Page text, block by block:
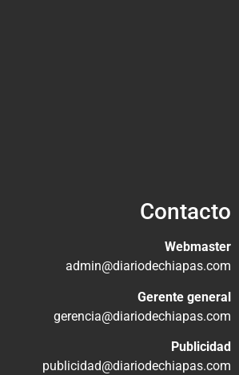
Contacto
Webmaster
admin@diariodechiapas.com
Gerente general
gerencia@diariodechiapas.com
Publicidad
publicidad@diariodechiapas.com